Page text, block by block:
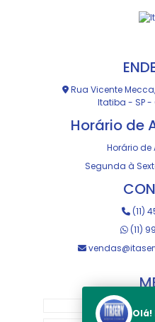
Rua Vicente
Itatiba - SP -
Horário de
Horário de
Segunda à
(11)
(11)
Olá!